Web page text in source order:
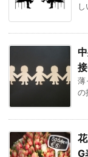
薄
の
G